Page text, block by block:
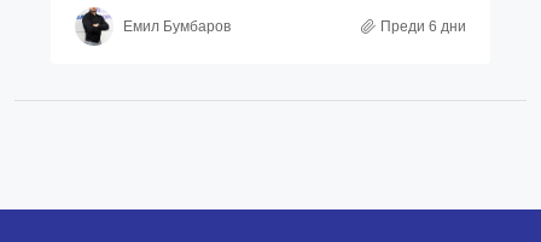
Емил Бумбаров Преди 6 дни